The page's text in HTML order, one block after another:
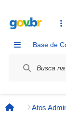
Base de
Página inicial
Atos